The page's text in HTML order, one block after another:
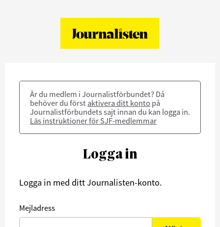
Är du medlem i Journalistförbundet? Då
behöver du först aktivera ditt konto på
Journalistförbundets sajt innan du kan logga in.
Läs instruktioner för SJF-medlemmar
Logga in
Logga in med ditt Journalisten-konto.
Mejladress